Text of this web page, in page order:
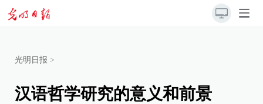
光明日报 >
汉语哲学研究的意义和前景